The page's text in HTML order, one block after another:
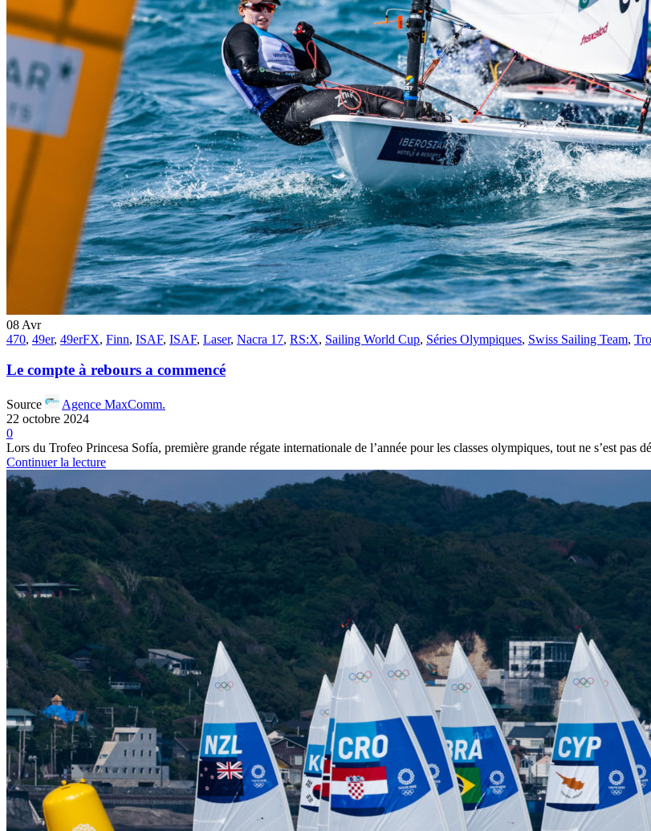
13Fév
Class40,Classe Ultim 32/23
4 classes, 4 parcours, 4
Source
Transat Café l'Or
13 février 2025
0
Jan
Classe Ultim 32/23 , Records
Gitana 17 devient Actual
Source
Gitana Team
22 janvier 2025
0
08 Avr
470, 49er, 49erFX, Finn, ISAF, ISAF, Laser, Nacra 17, RS:X, Sailing World Cup, Séries Olympiques, Swiss Sailing Team,
Le compte à rebours a commencé
Source
Agence MaxComm.
22 octobre 2024
0
Lors du Trofeo Princesa Sofía, première grande régate internationale de l’année pour les classes olympiques, tout ne s’est pas
Continuer la lecture